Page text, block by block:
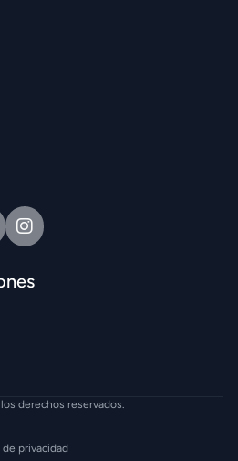
Intagram
derechos reservados.
de privacidad